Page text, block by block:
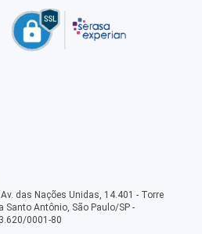
das Nações Unidas, 14.401 - Torre
Santo Antônio, São Paulo/SP -
0001-80